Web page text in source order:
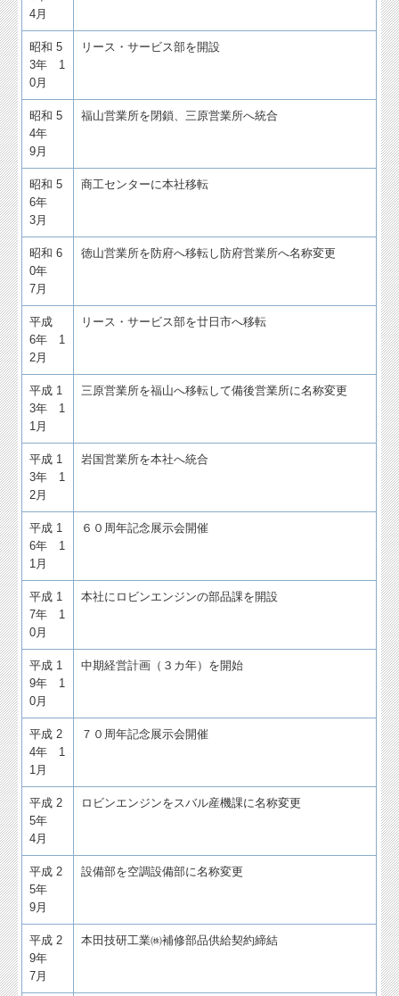
4月
昭和 5
3年 1
0月
リース・サービス部を開設
昭和 5
4年
9月
福山営業所を閉鎖、三原営業所へ統合
昭和 5
6年
3月
商工センターに本社移転
昭和 6
0年
7月
徳山営業所を防府へ移転し防府営業所へ名称変更
平成
6年 1
2月
リース・サービス部を廿日市へ移転
平成 1
3年 1
1月
三原営業所を福山へ移転して備後営業所に名称変更
平成 1
3年 1
2月
岩国営業所を本社へ統合
平成 1
6年 1
1月
６０周年記念展示会開催
平成 1
7年 1
0月
本社にロビンエンジンの部品課を開設
平成 1
9年 1
0月
中期経営計画（３カ年）を開始
平成 2
4年 1
1月
７０周年記念展示会開催
平成 2
5年
4月
ロビンエンジンをスバル産機課に名称変更
平成 2
5年
9月
設備部を空調設備部に名称変更
平成 2
9年
7月
本田技研工業㈱補修部品供給契約締結